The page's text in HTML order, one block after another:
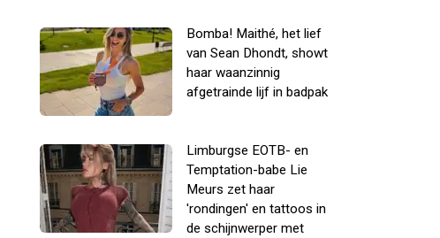
Bomba! Maithé, het lief
van Sean Dhondt, showt
haar waanzinnig
afgetrainde lijf in badpak
Limburgse EOTB- en
Temptation-babe Lie
Meurs zet haar
'rondingen' en tattoos in
de schijnwerper met